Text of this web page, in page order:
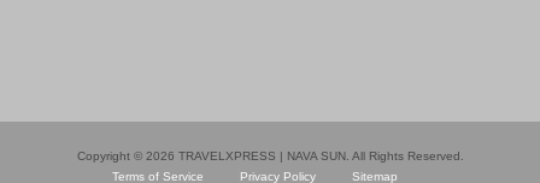
Copyright © 2026 TRAVELXPRESS | NAVA SUN. All Rights Reserved.
Terms of Service
Privacy Policy Sitemap